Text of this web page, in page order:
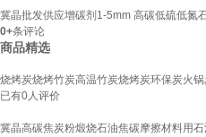
冀晶批发供应增碳剂1-5mm 高碳低硫低氮
0+条评论
商品精选
烧烤炭烧烤竹炭高温竹炭烧烤炭环保炭火
已有0人评价
冀晶高碳焦炭粉煅烧石油焦碳摩擦材料用